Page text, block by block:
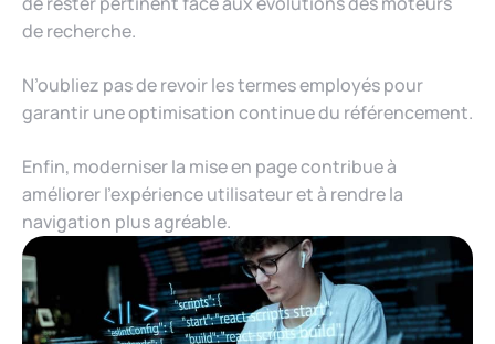
de recherche.
N’oubliez pas de revoir les termes employés pour
garantir une optimisation continue du référencement.
Enfin, moderniser la mise en page contribue à
améliorer l’expérience utilisateur et à rendre la
navigation plus agréable.